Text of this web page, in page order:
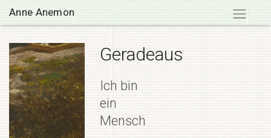
content
Anne Anemon
Geradeaus
Ich bin
ein
Mensch